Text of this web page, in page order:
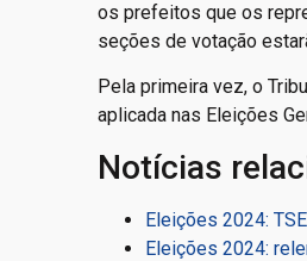
os prefeitos que os
seções de votação
Pela primeira vez, o
aplicada nas Eleições
Notícias
Eleições 2024:
Eleições 2024: